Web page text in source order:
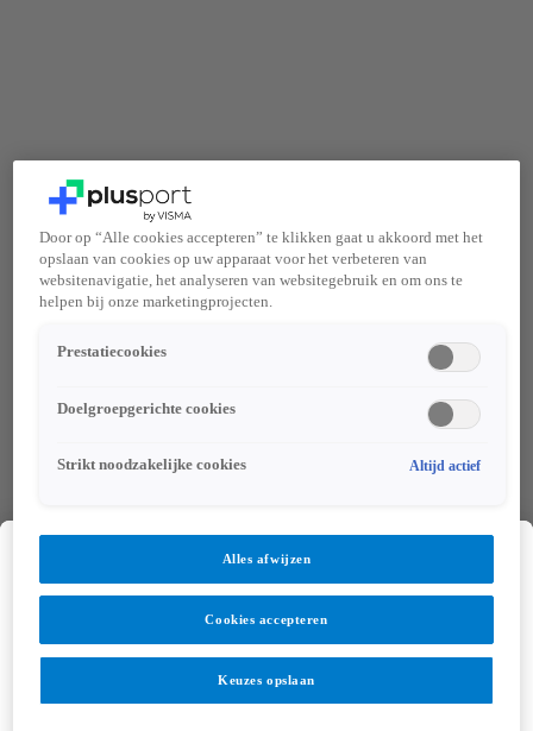
Door op “Alle cookies accepteren” te klikken gaat u akkoord met het
opslaan van cookies op uw apparaat voor het verbeteren van
websitenavigatie, het analyseren van websitegebruik en om ons te
helpen bij onze marketingprojecten.
Prestatiecookies
Doelgroepgerichte cookies
Strikt noodzakelijke cookies Altijd actief
Alles afwijzen
Cookies accepteren
Keuzes opslaan